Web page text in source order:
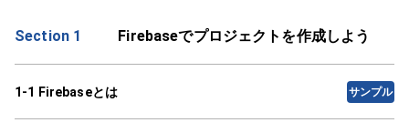
Section 1 Firebaseでプロジェクトを作成しよう
1-1 Firebaseとは サンプル